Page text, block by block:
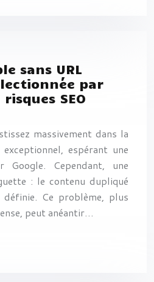
sans URL
par
SEO
massivement dans la
espérant une
Google. Cependant, une
: le contenu dupliqué
définie. Ce problème, plus
peut anéantir…